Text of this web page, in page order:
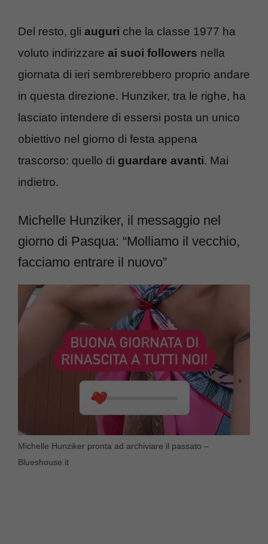
Del resto, gli auguri che la classe 1977 ha
voluto indirizzare ai suoi followers nella
giornata di ieri sembrerebbero proprio andare
in questa direzione. Hunziker, tra le righe, ha
lasciato intendere di essersi posta un unico
obiettivo nel giorno di festa appena
trascorso: quello di guardare avanti. Mai
indietro.
Michelle Hunziker, il messaggio nel
giorno di Pasqua: “Molliamo il vecchio,
facciamo entrare il nuovo”
Michelle Hunziker pronta ad archiviare il passato –
Blueshouse.it